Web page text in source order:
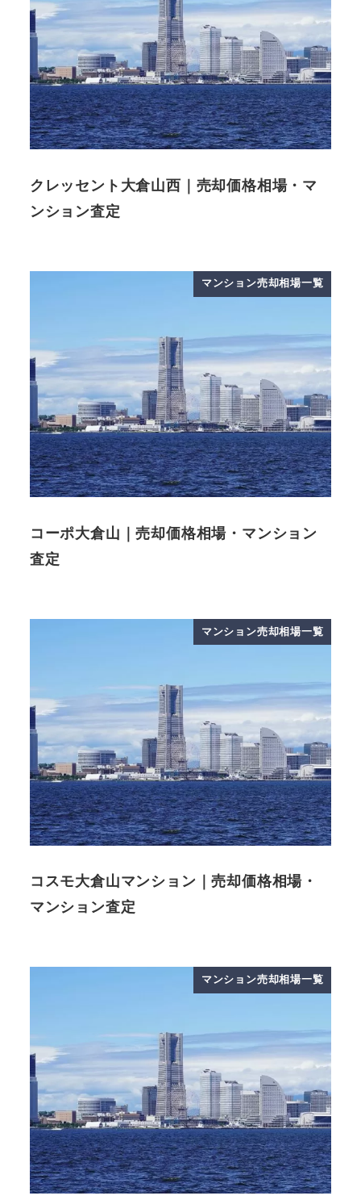
クレッセント大倉山西｜売却価格相場・マ
ンション査定
マンション売却相場一覧
コーポ大倉山｜売却価格相場・マンション
査定
マンション売却相場一覧
コスモ大倉山マンション｜売却価格相場・
マンション査定
マンション売却相場一覧